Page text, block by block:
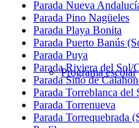
Programa escolar
Parada Nueva
Parada Pino Nagüeles
Parada Playa Bonita
Parada Puerto Banús
Parada Puya
Parada Riviera del Sol/
Parada Sitio de
Parada Torreblanca del
Parada Torrenueva
Parada Torrequebrada